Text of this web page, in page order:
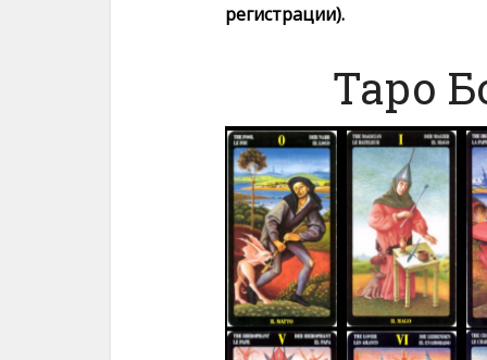
регистрации).
Таро